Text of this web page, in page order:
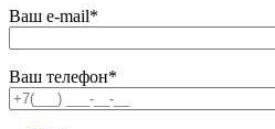
Ваш e-mail*
Ваш телефон*